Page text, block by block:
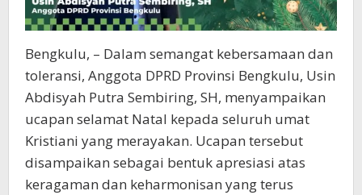
Bengkulu, – Dalam semangat kebersamaan dan
toleransi, Anggota DPRD Provinsi Bengkulu, Usin
Abdisyah Putra Sembiring, SH, menyampaikan
ucapan selamat Natal kepada seluruh umat
Kristiani yang merayakan. Ucapan tersebut
disampaikan sebagai bentuk apresiasi atas
keragaman dan keharmonisan yang terus